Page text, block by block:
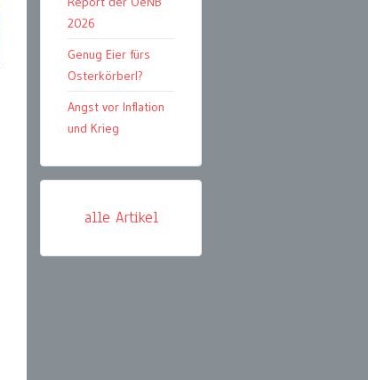
2026
Genug Eier fürs
Osterkörberl?
Angst vor Inflation
und Krieg
alle Artikel